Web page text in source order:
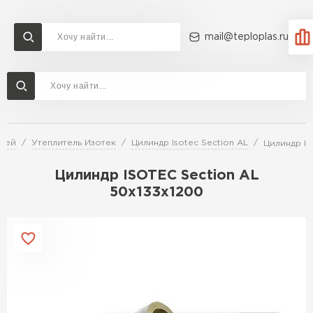
mail@teploplas.ru
Утеплитель Изотек Цилиндр Isotec Section AL Цилиндр
Цилиндр ISOTEC Section AL
50х133х1200
Доставка и оплата
Утеплитель Ветонит
Утеплитель Технониколь
Утеплитель Rockwool